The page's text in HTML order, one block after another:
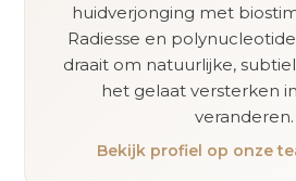
huidverjonging met
Radiesse en
draait om natuurlijke,
het gelaat versterken
veranderen.
Bekijk profiel op onze